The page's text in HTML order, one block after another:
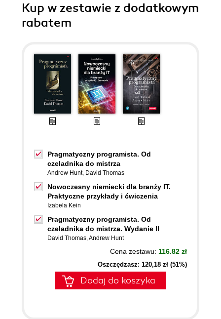
Kup w zestawie z dodatkowym
rabatem
Pragmatyczny programista. Od
czeladnika do mistrza
Andrew Hunt, David Thomas
Nowoczesny niemiecki dla branży IT.
Praktyczne przykłady i ćwiczenia
Izabela Kein
Pragmatyczny programista. Od
czeladnika do mistrza. Wydanie II
David Thomas,Andrew Hunt
Cena zestawu: 116.82 zł
Oszczędzasz: 120,18 zł (51%)
Dodaj do koszyka